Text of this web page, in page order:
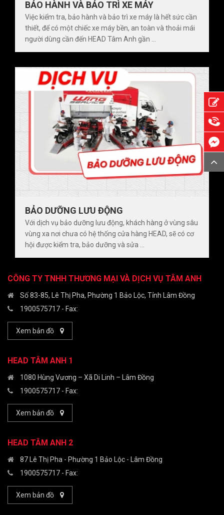
BẢO HÀNH VÀ BẢO TRÌ XE MÁY
Việc kiểm tra, bảo hành và bảo trì xe máy là hết sức cần
thiết, để có một chiếc xe máy bền, an toàn và thoải mái
người dùng cần đến HEAD Tâm Anh gần ...
BẢO DƯỠNG LƯU ĐỘNG
Với dịch vụ bảo dưỡng lưu động, khách hàng ở vùng sâu
vùng xa nơi chưa có hệ thống cửa hàng HEAD, sẽ có cơ
hội được kiểm tra, bảo dưỡng và sửa ...
CÔNG TY TNHH THƯƠNG MẠI VÀ DỊCH VỤ TÂM ANH
Số 83-85, Lê Thị Pha, Phường 1 Bảo Lộc, Tỉnh Lâm Đồng
1900575717 - Fax:
Xem bản đồ
HEAD TÂM ANH 1
1080 Hùng Vương – Xã Di Linh – Lâm Đồng
1900575717 - Fax:
Xem bản đồ
HEAD TÂM ANH 2
87 Lê Thị Pha - Phường 1 Bảo Lộc - Lâm Đồng
1900575717 - Fax:
Xem bản đồ